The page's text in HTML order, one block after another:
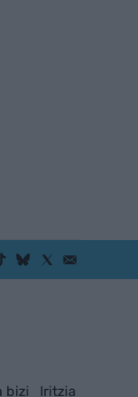
bizi Iritzia